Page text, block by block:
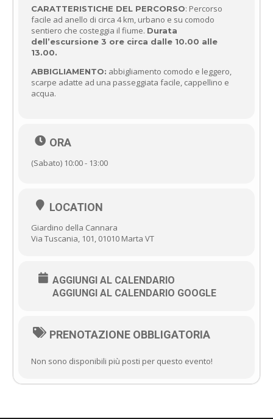
CARATTERISTICHE DEL PERCORSO: Percorso
facile ad anello di circa 4 km, urbano e su comodo
sentiero che costeggia il fiume. Durata
dell’escursione 3 ore circa dalle 10.00 alle
13.00.
ABBIGLIAMENTO: abbigliamento comodo e leggero,
scarpe adatte ad una passeggiata facile, cappellino e
acqua.
ORA
(Sabato) 10:00 - 13:00
LOCATION
Giardino della Cannara
Via Tuscania, 101, 01010 Marta VT
AGGIUNGI AL CALENDARIO
AGGIUNGI AL CALENDARIO GOOGLE
PRENOTAZIONE OBBLIGATORIA
Non sono disponibili più posti per questo evento!